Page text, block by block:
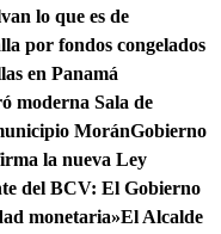
lo que es de
por fondos congelados
en Panamá
moderna Sala de
MoránGobierno
la nueva Ley
del BCV: El Gobierno
monetaria»El Alcalde